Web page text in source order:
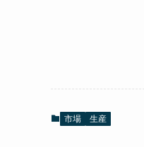
市場 生産